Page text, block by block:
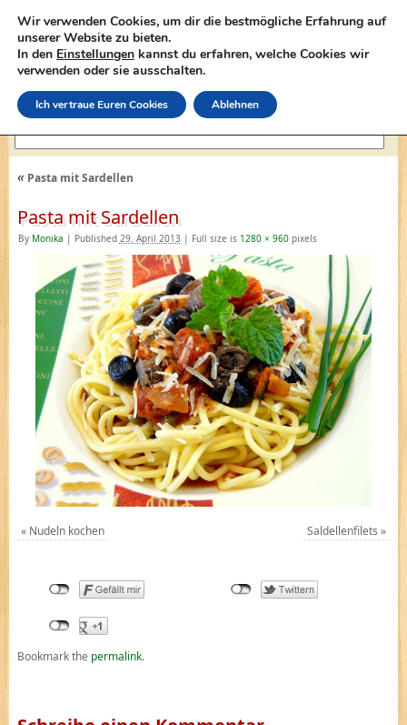
lasagne-rezepte.net
«Pasta mit Sardellen
Pasta mit Sardellen
By Monika | Published 29. April 2013 | Full size is 1280 × 960pixels
« Nudeln kochen Saldellenfilets »
Bookmark the permalink.
Wir verwenden Cookies, um dir die bestmögliche Erfahrung auf
unserer Website zu bieten.
In den Einstellungen kannst du erfahren, welche Cookies wir
verwenden oder sie ausschalten.
Ich vertraue Euren Cookies Ablehnen